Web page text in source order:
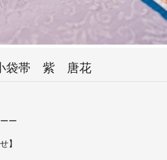
袋帯 紫 唐花
ー
】